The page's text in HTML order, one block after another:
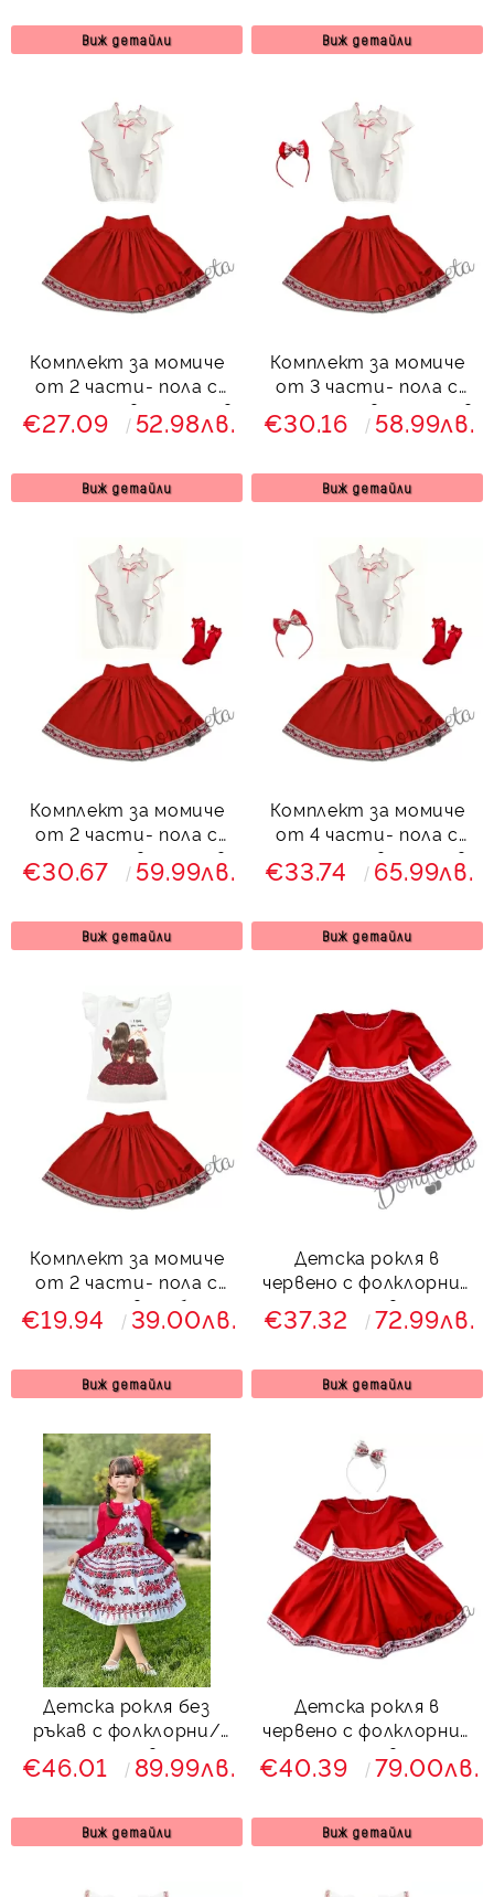
Виж детайли Виж детайли
Комплект за момиче
от 2 части- пола с
етно мотиви и риза в
бяло с червени
€27.09 52.98лв.
Виж детайли
Комплект за момиче
от 3 части- пола с
етно мотиви и риза в
бяло с червени
€30.16 58.99лв.
Виж детайли
Комплект за момиче
от 2 части- пола с
етно мотиви, риза в
бяло с червени
€30.67 59.99лв.
Виж детайли
Комплект за момиче
от 4 части- пола с
етно мотиви. риза в
бяло с червени
чорапи
€33.74 65.99лв.
Виж детайли
Комплект за момиче
от 2 части- пола с
етно мотиви и блуза
в бяло с картинка
€19.94 39.00лв.
Виж детайли
Детска рокля в
червено с фолклорни/
етно мотиви тип
народна носия
€37.32 72.99лв.
Виж детайли
Детска рокля без
ръкав с фолклорни/
етно мотиви тип
народна носия с
8465759
€46.01 89.99лв.
Виж детайли
Детска рокля в
червено с фолклорни/
етно мотиви тип
народна носия и
€40.39 79.00лв.
Виж детайли